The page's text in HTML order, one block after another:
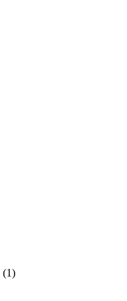
(1)